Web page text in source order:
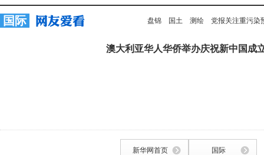
国际 盘锦 国土 测绘 党报关注重污染
澳大利亚华人华侨举办庆祝新中国成
新华网首页 国际